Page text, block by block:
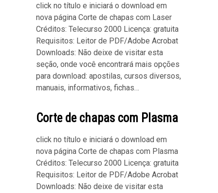
click no título e iniciará o download em
nova página Corte de chapas com Laser
Créditos: Telecurso 2000 Licença: gratuita
Requisitos: Leitor de PDF/Adobe Acrobat
Downloads: Não deixe de visitar esta
seção, onde você encontrará mais opções
para download: apostilas, cursos diversos,
manuais, informativos, fichas…
Corte de chapas com Plasma
click no título e iniciará o download em
nova página Corte de chapas com Plasma
Créditos: Telecurso 2000 Licença: gratuita
Requisitos: Leitor de PDF/Adobe Acrobat
Downloads: Não deixe de visitar esta